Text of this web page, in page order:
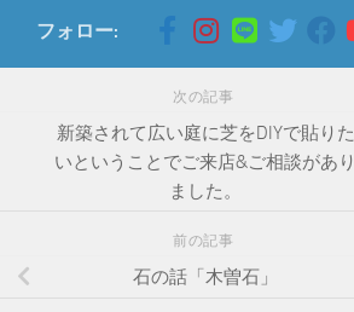
フォロー:
次の記事
新築されて広い庭に芝をDIYで貼りた
いということでご来店&ご相談があり
ました。
前の記事
石の話「木曽石」